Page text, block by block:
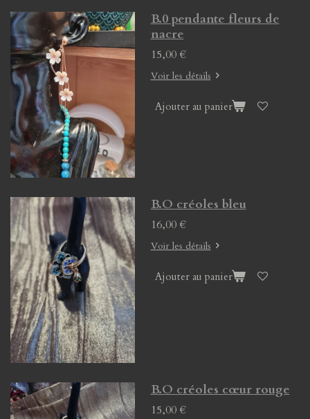
B.0 pendante fleurs de
nacre
15,00 €
Voir les détails
Ajouter au panier
B.O créoles bleu
16,00 €
Voir les détails
Ajouter au panier
B.O créoles cœur rouge
15,00 €